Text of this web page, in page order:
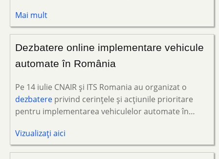
Mai mult
Dezbatere online implementare vehicule
automate în România
Pe 14 iulie CNAIR și ITS Romania au organizat o
dezbatere privind cerințele și acțiunile prioritare
pentru implementarea vehiculelor automate în…
Vizualizați aici